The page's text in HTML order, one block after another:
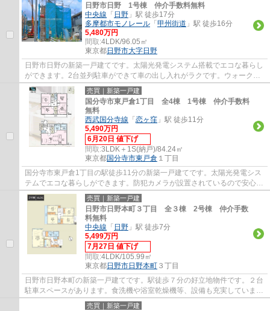
日野市日野 1号棟 仲介手数料無料
中央線 「 日野 」駅 徒歩17分
多摩都市モノレール 「 甲州街道 」駅 徒歩16分
5,480万円
間取:4LDK/96.05㎡
東京都日野市大字日野
日野市日野の新築一戸建てです。太陽光発電システム搭載でエコな暮らし
ができます。2台並列駐車ができて車の出し入れがラクです。ウォークイ
ンクローゼットがついた４LDKです。日野市...
売買｜新築一戸建
国分寺市東戸倉1丁目 全4棟 1号棟 仲介手数料
無料
西武国分寺線 「 恋ヶ窪 」駅 徒歩11分
5,490万円
6月20日 値下げ
間取:3LDK＋1S(納戸)/84.24㎡
東京都国分寺市東戸倉 １丁目
国分寺市東戸倉1丁目の駅徒歩11分の新築一戸建てです。太陽光発電シス
テムでエコな暮らしができます。防犯カメラが設置されているので安心感
があります。国分寺市でお住まいをお探しな...
売買｜新築一戸建
日野市日野本町３丁目 全３棟 2号棟 仲介手数
料無料
中央線 「 日野 」駅 徒歩7分
5,499万円
7月27日 値下げ
間取:4LDK/105.99㎡
東京都日野市日野本町 ３丁目
日野市日野本町の新築一戸建てです。駅徒歩７分の好立地物件です。２台
駐車スペースがあります。食洗機や浴室乾燥機等、設備も充実していま
す。日野市でお住まいをお探しなら、多摩地...
売買｜新築一戸建